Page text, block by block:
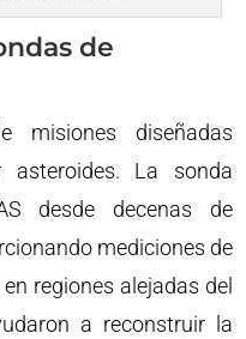
de
misiones diseñadas
asteroides. La sonda
desde decenas de
mediciones de
regiones alejadas del
a reconstruir la